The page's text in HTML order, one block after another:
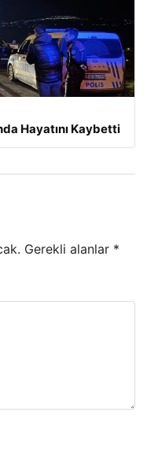
Hayatını Kaybetti
Gerekli alanlar *